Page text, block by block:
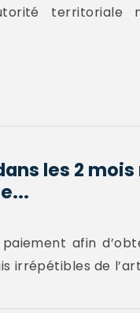
territoriale
les 2
afin
de